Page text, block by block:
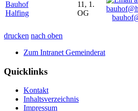
Bauhof
Halfing
11, 1.
OG
drucken nach oben
Zum Intranet Gemeinderat
Quicklinks
Kontakt
Inhaltsverzeichnis
Impressum